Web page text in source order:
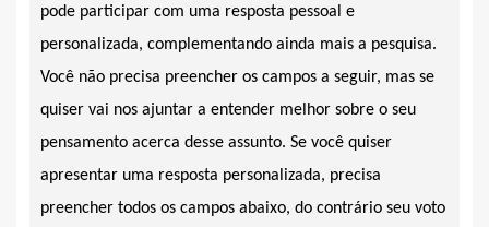
pode participar com uma resposta pessoal e
personalizada, complementando ainda mais a pesquisa.
Você não precisa preencher os campos a seguir, mas se
quiser vai nos ajuntar a entender melhor sobre o seu
pensamento acerca desse assunto. Se você quiser
apresentar uma resposta personalizada, precisa
preencher todos os campos abaixo, do contrário seu voto